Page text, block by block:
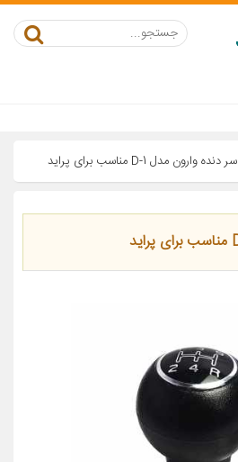
سر دنده وارون مدل D-1 مناسب برای پراید